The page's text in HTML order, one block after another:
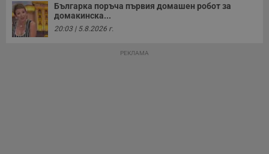
Българка поръча първия домашен робот за
домакинска...
20:03 | 5.8.2026 г.
РЕКЛАМА